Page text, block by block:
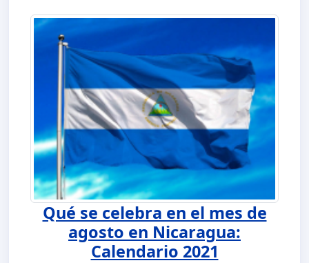
Qué se celebra en el mes de
agosto en Nicaragua:
Calendario 2021